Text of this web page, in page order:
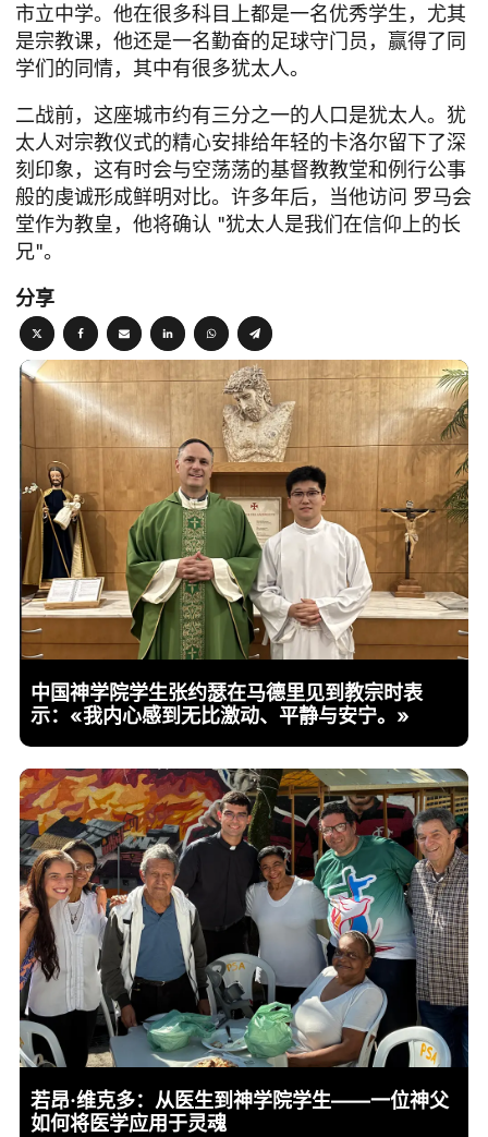
市立中学。他在很多科目上都是一名优秀学生，尤其
是宗教课，他还是一名勤奋的足球守门员，赢得了同
学们的同情，其中有很多犹太人。
二战前，这座城市约有三分之一的人口是犹太人。犹
太人对宗教仪式的精心安排给年轻的卡洛尔留下了深
刻印象，这有时会与空荡荡的基督教教堂和例行公事
般的虔诚形成鲜明对比。许多年后，当他访问 罗马会
堂作为教皇，他将确认 "犹太人是我们在信仰上的长
兄"。
分享
中国神学院学生张约瑟在马德里见到教宗时表
示：«我内心感到无比激动、平静与安宁。»
若昂·维克多：从医生到神学院学生——一位神父
如何将医学应用于灵魂